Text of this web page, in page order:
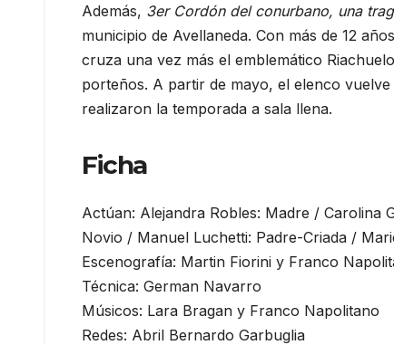
Además, 3er Cordón del conurbano, una
municipio de Avellaneda. Con más de 12
cruza una vez más el emblemático
porteños. A partir de mayo, el elenco
realizaron la temporada a sala llena.
Ficha
Actúan: Alejandra Robles: Madre / Carolina
Novio / Manuel Luchetti: Padre-Criada /
Escenografía: Martin Fiorini y Franco
Técnica: German Navarro
Músicos: Lara Bragan y Franco Napolitano
Redes: Abril Bernardo Garbuglia